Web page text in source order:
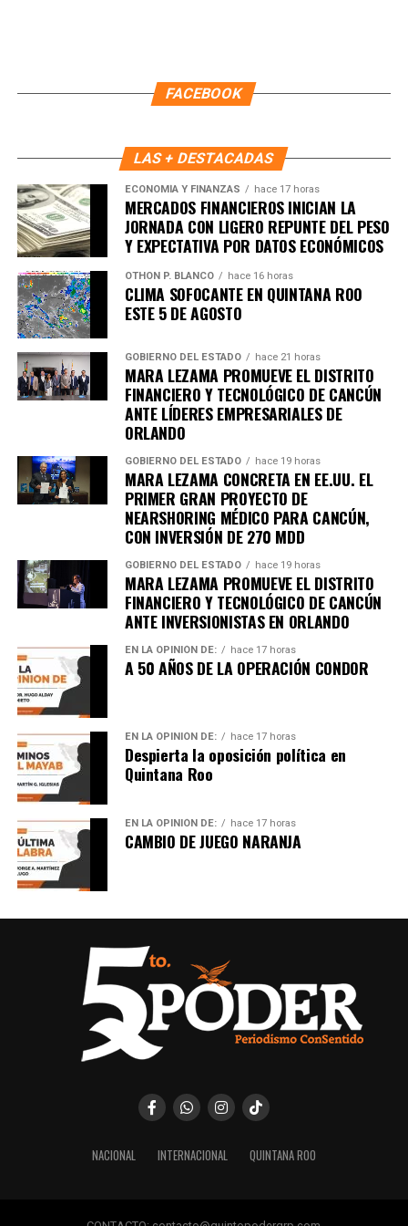
FACEBOOK
LAS + DESTACADAS
ECONOMÍA Y FINANZAS hace 17 horas
MERCADOS FINANCIEROS INICIAN LA
JORNADA CON LIGERO REPUNTE DEL PESO
Y EXPECTATIVA POR DATOS ECONÓMICOS
OTHON P. BLANCO hace 16 horas
CLIMA SOFOCANTE EN QUINTANA ROO
ESTE 5 DE AGOSTO
GOBIERNO DEL ESTADO hace 21 horas
MARA LEZAMA PROMUEVE EL DISTRITO
FINANCIERO Y TECNOLÓGICO DE CANCÚN
ANTE LÍDERES EMPRESARIALES DE
ORLANDO
GOBIERNO DEL ESTADO hace 19 horas
MARA LEZAMA CONCRETA EN EE.UU. EL
PRIMER GRAN PROYECTO DE
NEARSHORING MÉDICO PARA CANCÚN,
CON INVERSIÓN DE 270 MDD
GOBIERNO DEL ESTADO hace 19 horas
MARA LEZAMA PROMUEVE EL DISTRITO
FINANCIERO Y TECNOLÓGICO DE CANCÚN
ANTE INVERSIONISTAS EN ORLANDO
EN LA OPINIÓN DE: hace 17 horas
A 50 AÑOS DE LA OPERACIÓN CONDOR
EN LA OPINIÓN DE: hace 17 horas
Despierta la oposición política en
Quintana Roo
EN LA OPINIÓN DE: hace 17 horas
CAMBIO DE JUEGO NARANJA
NACIONAL INTERNACIONAL QUINTANA ROO